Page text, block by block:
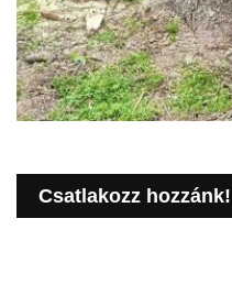
Csatlakozz hozzánk!